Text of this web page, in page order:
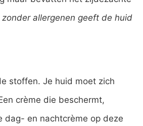
allergenen geeft de huid
stoffen. Je huid moet zich
crème die beschermt,
dag- en nachtcrème op deze